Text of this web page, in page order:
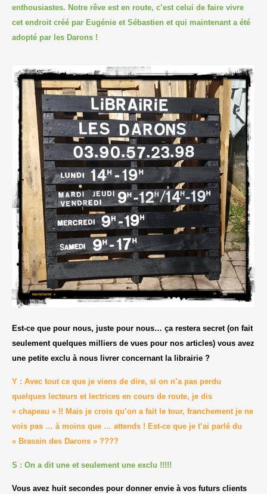
enthousiastes. Notre rêve est en route, c’est celui de faire vivre
cet endroit créé par Eugénie et Sébastien et qui maintenant a été
adopté par les Darons !
Est-ce que pour nous, juste pour nous… ça restera secret (on fait
seulement quelques milliers de vues pour nos articles) vous avez
une petite exclu à nous livrer concernant la librairie ?
Y : Avec tout ce que je viens de dire, si on n’a pas perdu
quelques lecteurs et lectrices en cours de route, je dis
« chapeau » !! Mais je crois qu’on a fait le tour, franchement je ne
vois pas … à moins que … attends ! Est-ce que je t’ai parlé du
« Brassin des Darons » ????
S : On a dit une et seulement une exclu !!!!!
Vous avez huit secondes pour donner envie à vos futurs clients